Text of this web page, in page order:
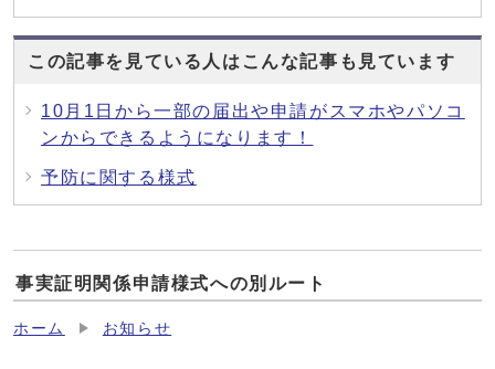
この記事を見ている人はこんな記事も見ています
10月1日から一部の届出や申請がスマホやパソコ
ンからできるようになります！
予防に関する様式
事実証明関係申請様式への別ルート
ホーム お知らせ